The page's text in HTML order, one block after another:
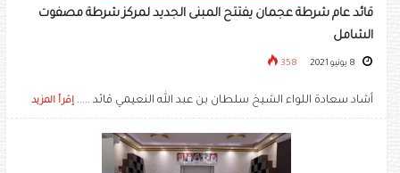
قائد عام شرطة عجمان يفتتح المبنى الجديد لمركز شرطة مصفوت
الشامل
358
أشاد سعادة اللواء الشيخ سلطان بن عبد الله النعيمي قائد ..... إقرأ المزيد